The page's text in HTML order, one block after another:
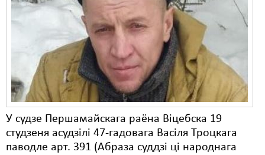
У судзе Першамайскага раёна Віцебска 19
студзеня асудзілі 47-гадовага Васіля Троцкага
паводле арт. 391 (Абраза суддзі ці народнага
Затрыманьні
Карная псыхіятрыя
КПЧ ААН
Культурныя правы
ЛПП
Мігранты
Мірныя сходы